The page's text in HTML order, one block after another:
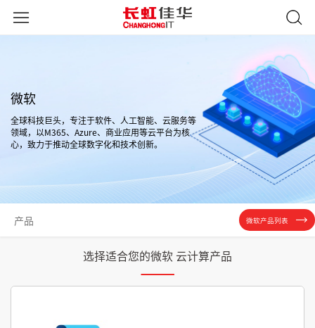
微软
全球科技巨头，专注于软件、人工智能、云服务等
领域，以M365、Azure、商业应用等云平台为核
心，致力于推动全球数字化和技术创新。
产品 微软产品列表
选择适合您的微软 云计算产品